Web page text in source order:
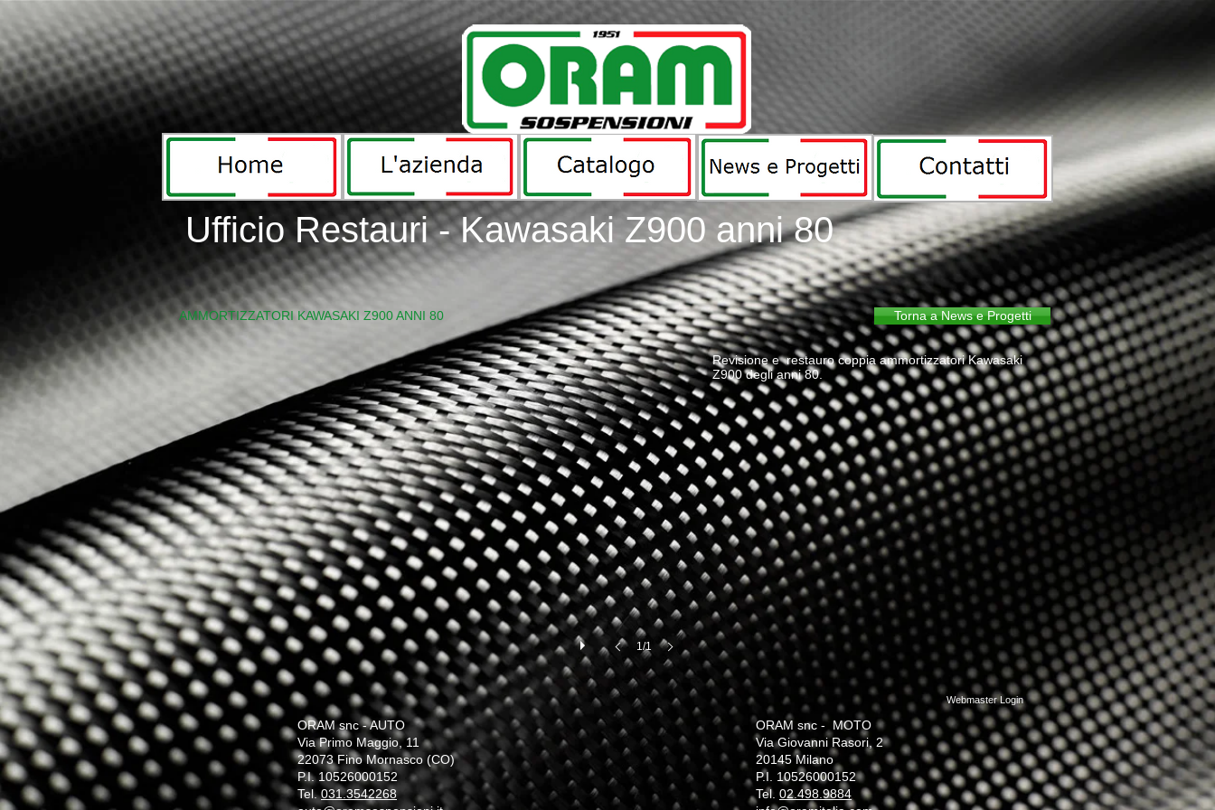
Ufficio Restauri - Kawasaki Z900 anni 80
AMMORTIZZATORI KAWASAKI Z900 ANNI 80
IMG_6058.jpg
1/1
Torna a News e Progetti
Revisione e restauro coppia ammortizzatori Kawasaki
Z900 degli anni 80.
Webmaster Login
ORAM snc - AUTO
Via Primo Maggio, 11
22073 Fino Mornasco (CO)
P.I. 10526000152
Tel.031.3542268
ORAM snc - MOTO
Via Giovanni Rasori, 2
20145 Milano
P.I. 10526000152
Tel. 02.498.9884